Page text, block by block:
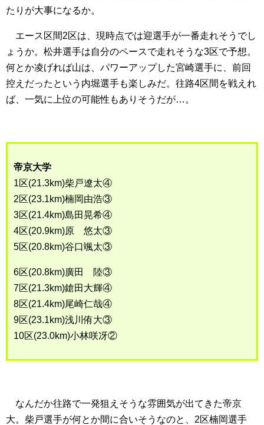
たりが大事になるか。
エース区間2区は、現時点では迎選手が一番走れそうでし
ょうか。松井選手は自分のペースで走れそうな3区で予想。
何とか凌げれば山は、パワーアップした宮崎選手に、前回
控えだったという内堀選手も楽しみだ。往路4区間を戦えれ
ば、一気に上位の可能性もありそうだが…。
帝京大学
1区(21.3km)柴戸遼太④
2区(23.1km)楠岡由浩③
3区(21.4km)島田晃希④
4区(20.9km)原 悠太③
5区(20.8km)谷口颯太③
6区(20.8km)廣田 陸③
7区(21.3km)鎗田大輝④
8区(21.4km)尾崎仁哉④
9区(23.1km)浅川侑大③
10区(23.0km)小林咲冴②
なんだか往路で一発狙えそうな雰囲気が出てきた帝京
大。柴戸選手が何とか間に合いそうなのと、2区楠岡選手